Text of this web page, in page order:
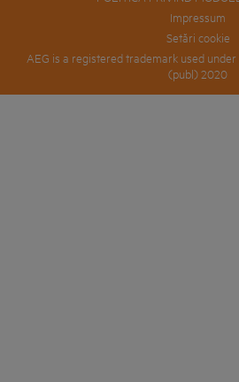
Impressum
Setări cookie
AEG is a registered trademark used
(publ) 2020